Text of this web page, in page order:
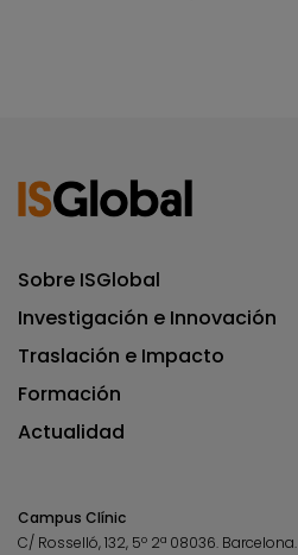
Sobre ISGlobal
Investigación e Innovación
Traslación e Impacto
Formación
Actualidad
Campus Clínic
C/ Rosselló, 132, 5º 2ª 08036. Barcelona.